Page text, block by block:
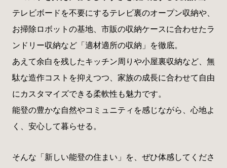
テレビボードを不要にするテレビ裏のオープン収納や、
お掃除ロボットの基地、市販の収納ケースに合わせたラ
ンドリー収納など「適材適所の収納」を徹底。
あえて余白を残したキッチン周りや小屋裏収納など、無
駄な造作コストを抑えつつ、家族の成長に合わせて自由
にカスタマイズできる柔軟性も魅力です。
能登の豊かな自然やコミュニティを感じながら、心地よ
く、安心して暮らせる。
そんな「新しい能登の住まい」を、ぜひ体感してくださ